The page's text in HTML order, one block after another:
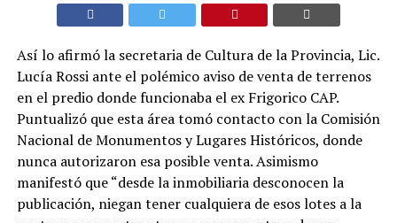
Así lo afirmó la secretaria de Cultura de la Provincia, Lic.
Lucía Rossi ante el polémico aviso de venta de terrenos
en el predio donde funcionaba el ex Frigorico CAP.
Puntualizó que esta área tomó contacto con la Comisión
Nacional de Monumentos y Lugares Históricos, donde
nunca autorizaron esa posible venta. Asimismo
manifestó que “desde la inmobiliaria desconocen la
publicación, niegan tener cualquiera de esos lotes a la